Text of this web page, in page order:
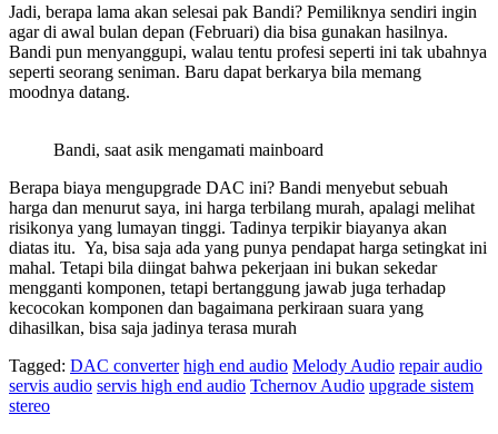
Jadi, berapa lama akan selesai pak Bandi? Pemiliknya sendiri ingin
agar di awal bulan depan (Februari) dia bisa gunakan hasilnya.
Bandi pun menyanggupi, walau tentu profesi seperti ini tak ubahnya
seperti seorang seniman. Baru dapat berkarya bila memang
moodnya datang.
Bandi, saat asik mengamati mainboard
Berapa biaya mengupgrade DAC ini? Bandi menyebut sebuah
harga dan menurut saya, ini harga terbilang murah, apalagi melihat
risikonya yang lumayan tinggi. Tadinya terpikir biayanya akan
diatas itu. Ya, bisa saja ada yang punya pendapat harga setingkat ini
mahal. Tetapi bila diingat bahwa pekerjaan ini bukan sekedar
mengganti komponen, tetapi bertanggung jawab juga terhadap
kecocokan komponen dan bagaimana perkiraan suara yang
dihasilkan, bisa saja jadinya terasa murah
Tagged: DAC converter high end audio Melody Audio repair audio
servis audio servis high end audio Tchernov Audio upgrade sistem
stereo